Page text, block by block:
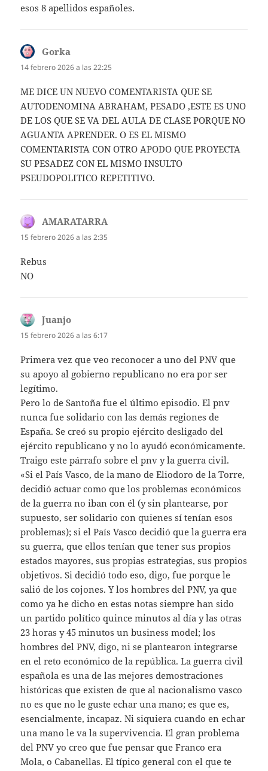
esos 8 apellidos españoles.
Gorka
14 febrero 2026 a las 22:25
ME DICE UN NUEVO COMENTARISTA QUE SE
AUTODENOMINA ABRAHAM, PESADO ,ESTE ES UNO
DE LOS QUE SE VA DEL AULA DE CLASE PORQUE NO
AGUANTA APRENDER. O ES EL MISMO
COMENTARISTA CON OTRO APODO QUE PROYECTA
SU PESADEZ CON EL MISMO INSULTO
PSEUDOPOLITICO REPETITIVO.
AMARATARRA
15 febrero 2026 a las 2:35
Rebus
NO
Juanjo
15 febrero 2026 a las 6:17
Primera vez que veo reconocer a uno del PNV que
su apoyo al gobierno republicano no era por ser
legítimo.
Pero lo de Santoña fue el último episodio. El pnv
nunca fue solidario con las demás regiones de
España. Se creó su propio ejército desligado del
ejército republicano y no lo ayudó económicamente.
Traigo este párrafo sobre el pnv y la guerra civil.
«Si el País Vasco, de la mano de Eliodoro de la Torre,
decidió actuar como que los problemas económicos
de la guerra no iban con él (y sin plantearse, por
supuesto, ser solidario con quienes sí tenían esos
problemas); si el País Vasco decidió que la guerra era
su guerra, que ellos tenían que tener sus propios
estados mayores, sus propias estrategias, sus propios
objetivos. Si decidió todo eso, digo, fue porque le
salió de los cojones. Y los hombres del PNV, ya que
como ya he dicho en estas notas siempre han sido
un partido político quince minutos al día y las otras
23 horas y 45 minutos un business model; los
hombres del PNV, digo, ni se plantearon integrarse
en el reto económico de la república. La guerra civil
española es una de las mejores demostraciones
históricas que existen de que al nacionalismo vasco
no es que no le guste echar una mano; es que es,
esencialmente, incapaz. Ni siquiera cuando en echar
una mano le va la supervivencia. El gran problema
del PNV yo creo que fue pensar que Franco era
Mola, o Cabanellas. El típico general con el que te